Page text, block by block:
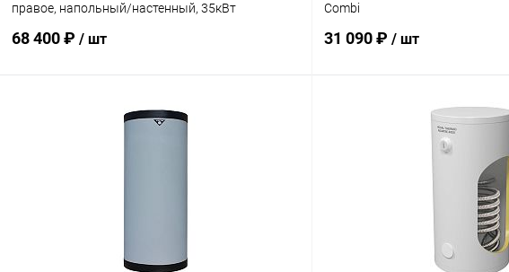
правое, напольный/настенный, 35кВт
68 400 ₽ / шт
В корзину
Combi
31 090 ₽ / шт
В